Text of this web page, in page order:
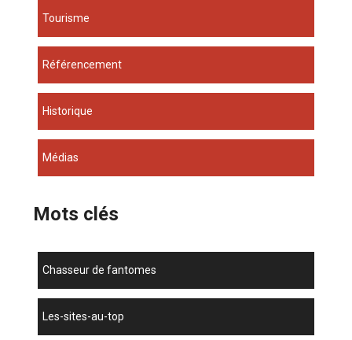
Tourisme
Référencement
Historique
Médias
Mots clés
chasseur de fantomes
les-sites-au-top